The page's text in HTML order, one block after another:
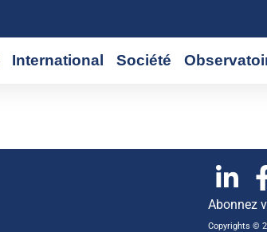
International Société
Abonnez
Copyrights ©